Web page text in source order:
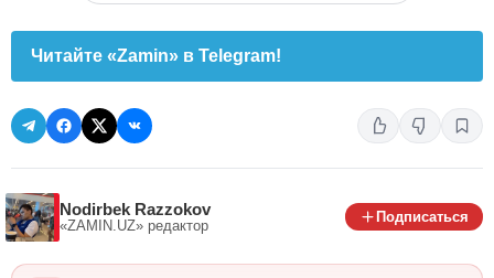
Читайте «Zamin» в Telegram!
Nodirbek Razzokov
«ZAMIN.UZ» редактор
Подписаться